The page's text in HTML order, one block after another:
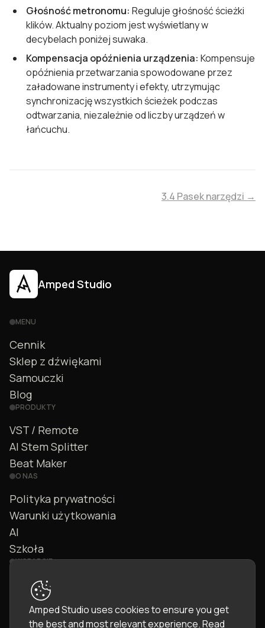
Głośność metronomu: Reguluje głośność ścieżki
klików. Aktualny poziom jest wyświetlany w
decybelach poniżej suwaka.
Kompensacja opóźnienia urządzenia: Kompensuje
opóźnienia przetwarzania spowodowane przez
załadowane instrumenty i efekty, utrzymując
synchronizację wszystkich ścieżek podczas
odtwarzania, niezależnie od liczby urządzeń w
łańcuchu.
3.4 Pasek narzędzi →
Amped Studio
MENU
Cennik
Sklep z dźwiękami
Samouczki
Blog
PRODUKTY
VST / Remote
AI Stem Splitter
Beat Maker
O NAS
Polityka prywatności
Warunki użytkowania
AI
Szkoła
WSPARCIE
Kontakt
Społeczność
Amped Studio uses cookies to ensure you get
the best and most relevant experience.Read